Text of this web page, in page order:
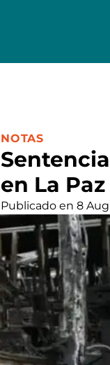
en La Paz
CATEGORÍA:
NOTAS
Publicado en 8